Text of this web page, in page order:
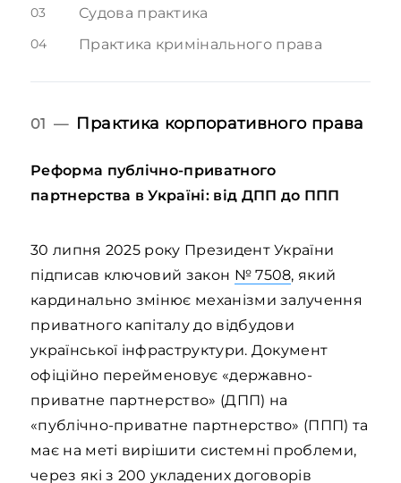
03 Судова практика
04 Практика кримінального права
01 — Практика корпоративного права
Реформа публічно-приватного
партнерства в Україні: від ДПП до ППП
30 липня 2025 року Президент України
підписав ключовий закон № 7508, який
кардинально змінює механізми залучення
приватного капіталу до відбудови
української інфраструктури. Документ
офіційно перейменовує «державно-
приватне партнерство» (ДПП) на
«публічно-приватне партнерство» (ППП) та
має на меті вирішити системні проблеми,
через які з 200 укладених договорів